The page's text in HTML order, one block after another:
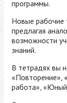
программы.
Новые рабочие
предлагая
возможности
знаний.
В тетрадях вы
«Повторение»,
работа», «Юный